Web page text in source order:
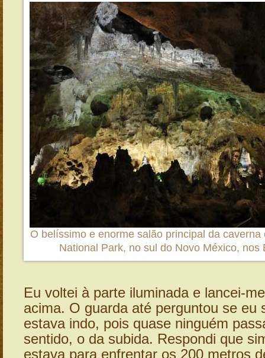
O belíssimo e enorme salão principal da
National Park, no sul do Novo México, nos
Eu voltei à parte iluminada e lancei-
acima. O guarda até perguntou se eu
estava indo, pois quase ninguém
sentido, o da subida. Respondi que
estava para enfrentar os 200 metros